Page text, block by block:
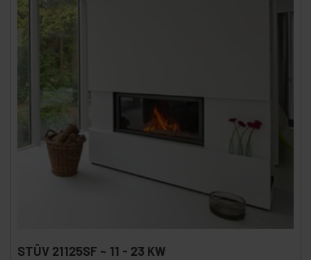
STÛV 21125SF ~ 11 - 23 KW